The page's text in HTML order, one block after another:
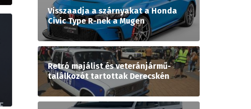
Visszaadja a szárnyakat a Honda
Civic Type R-nek a Mugen
Retró majálist és veteránjármű-
találkozót tartottak Derecskén